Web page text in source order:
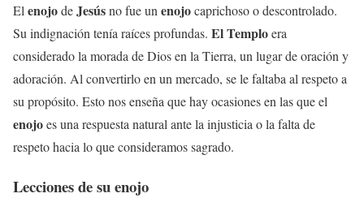
ElenojodeJesúsno fue unenojocaprichoso o descontrolado.
Su indignación tenía raíces profundas. El Temploera
considerado la morada de Dios en la Tierra, un lugar de oración y
adoración. Al convertirlo en un mercado, se le faltaba al respeto a
su propósito. Esto nos enseña que hay ocasiones en las que el
enojoes una respuesta natural ante la injusticia o la falta de
respeto hacia lo que consideramos sagrado.
Lecciones de suenojo